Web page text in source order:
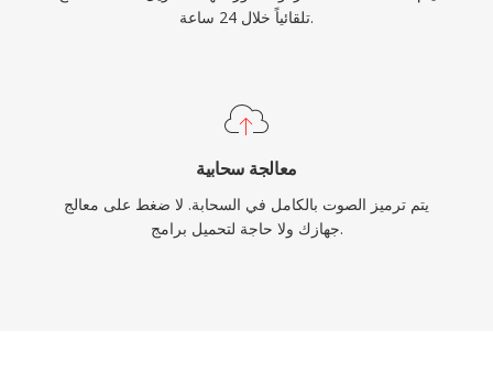
تلقائياً خلال 24 ساعة.
معالجة سحابية
يتم ترميز الصوت بالكامل في السحابة. لا ضغط على معالج
جهازك ولا حاجة لتحميل برامج.